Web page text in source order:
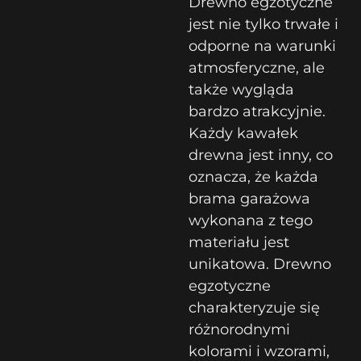
jest nie tylko trwałe i
odporne na warunki
atmosferyczne, ale
także wygląda
bardzo atrakcyjnie.
Każdy kawałek
drewna jest inny, co
oznacza, że ​​każda
brama garażowa
wykonana z tego
materiału jest
unikatowa. Drewno
egzotyczne
charakteryzuje się
różnorodnymi
kolorami i wzorami,